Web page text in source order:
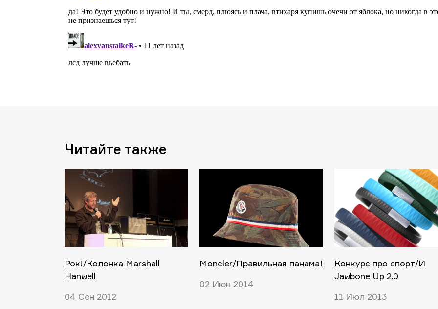
Читайте также
Рок!/Колонка Marshall
Hanwell
04 Сен 2012
Moncler/Правильная панама!
02 Июн 2014
Конкурс про спорт/И
Jawbone Up 2.0
11 Июл 2013